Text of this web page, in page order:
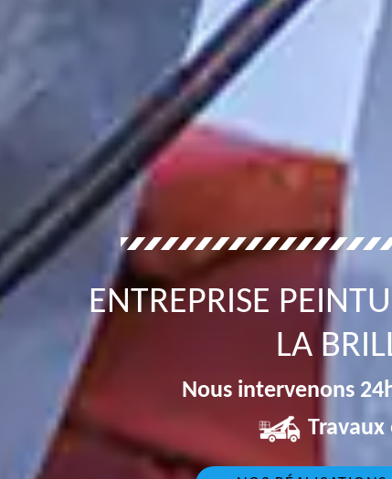
ENTREPRISE
LA
Nous intervenons
Travaux